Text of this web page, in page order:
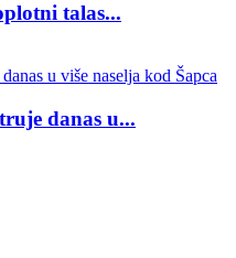
talas...
danas u...